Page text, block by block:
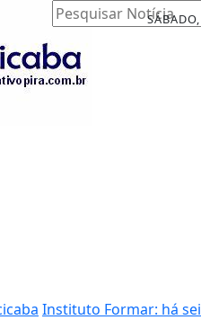
Pesquisar Notícia
Instituto Formar: há